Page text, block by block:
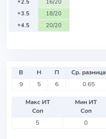
+2.5
16/20
+3.5
18/20
+4.5
20/20
В Н П Ср. разница
9
5 6 0.65
Макс ИТ
Соп
Мин ИТ
Соп
5
0